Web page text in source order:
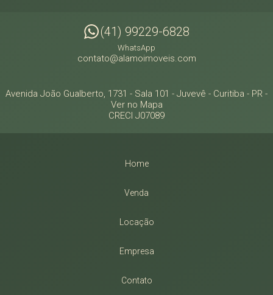
(41) 99229-6828
WhatsApp
contato@alamoimoveis.com
Avenida João Gualberto, 1731 - Sala 101 - Juvevê - Curitiba - PR -
Ver no Mapa
CRECI J07089
Home
Venda
Locação
Empresa
Contato